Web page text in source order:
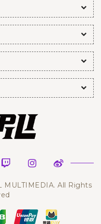
MULTIMEDIA. All Rights